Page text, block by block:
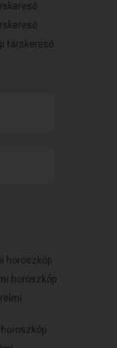
társkereső
horoszkóp
horoszkóp